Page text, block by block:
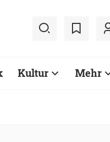
Kultur Mehr